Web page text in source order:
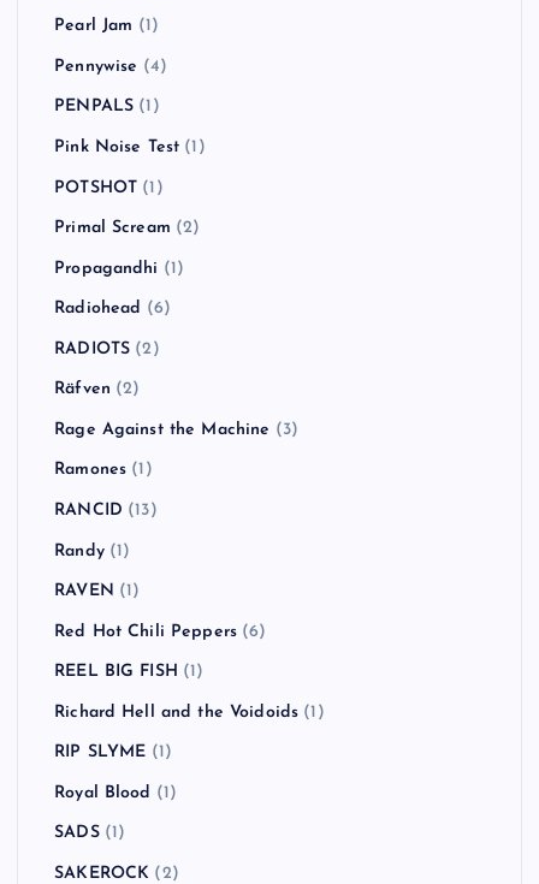
Pearl Jam (1)
Pennywise (4)
PENPALS (1)
Pink Noise Test (1)
POTSHOT (1)
Primal Scream (2)
Propagandhi (1)
Radiohead (6)
RADIOTS (2)
Räfven (2)
Rage Against the Machine (3)
Ramones (1)
RANCID (13)
Randy(1)
RAVEN (1)
Red Hot Chili Peppers (6)
REEL BIG FISH (1)
Richard Hell and the Voidoids (1)
RIP SLYME (1)
Royal Blood (1)
SADS(1)
SAKEROCK (2)